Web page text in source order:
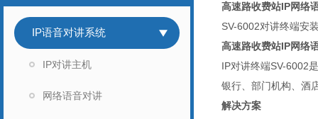
IP语音对讲系统
IP对讲主机
网络语音对讲
高速路收费站IP网络
SV-6002对讲终端安
高速路收费站IP网络
IP对讲终端SV-6002
银行、部门机构、酒
解决方案